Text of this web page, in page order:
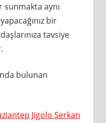
sunmakta aynı
bir
tavsiye
bulunan
Jigolo Serkan